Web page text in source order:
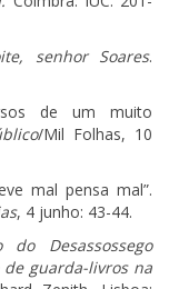
senhor Soares.
de um muito
/Mil Folhas, 10
mal pensa mal”.
, 4 junho: 43-44.
do Desassossego
guarda-livros na